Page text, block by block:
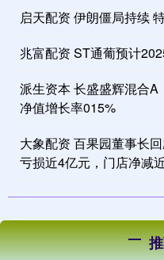
启天配资 伊朗僵局持续
兆富配资 ST通葡预计
派生资本 长盛盛辉混合
净值增长率015%
大象配资 百果园董事长
亏损近4亿元，门店净减